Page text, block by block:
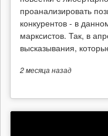
проанализировать
конкурентов - в
марксистов. Так, в
высказывания,
2 месяцаназад